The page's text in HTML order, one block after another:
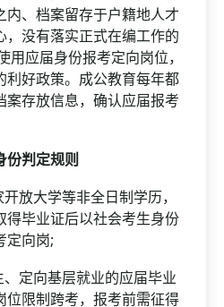
、档案留存于户籍地人才
没有落实正式在编工作的
应届身份报考定向岗位，
好政策。成公教育每年都
存放信息，确认应届报考
判定规则
大学等非全日制学历，
毕业证后以社会考生身份
定向岗;
向基层就业的应届毕业
限制跨考，报考前需征得